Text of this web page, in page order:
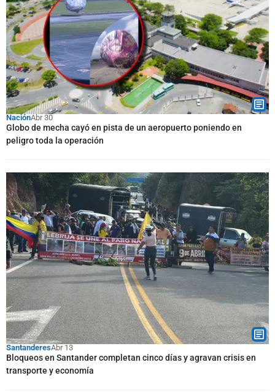
NaciónAbr 30
Globo de mecha cayó en pista de un aeropuerto poniendo en
peligro toda la operación
SantanderesAbr 13
Bloqueos en Santander completan cinco días y agravan crisis en
transporte y economía